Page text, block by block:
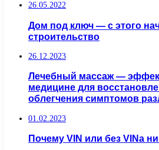
26.05.2022
Дом под ключ — с этого
строительство
26.12.2023
Лечебный массаж —
медицине для
облегчения симптомов
01.02.2023
Почему VIN или без VINa